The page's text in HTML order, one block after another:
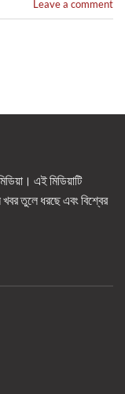
Leave a comment
এই মিডিয়াটি
খবর তুলে ধরছে এবং বিশ্বের